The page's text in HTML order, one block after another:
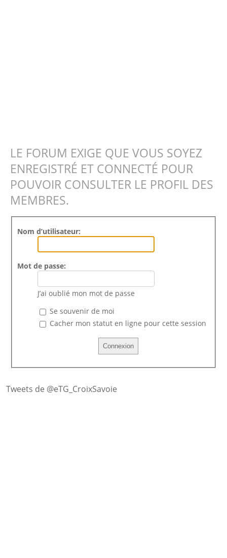
LE FORUM EXIGE QUE VOUS SOYEZ
ENREGISTRÉ ET CONNECTÉ POUR
POUVOIR CONSULTER LE PROFIL DES
MEMBRES.
Nom d’utilisateur:
Mot de passe:
J’ai oublié mon mot de passe
Se souvenir de moi
Cacher mon statut en ligne pour cette session
Tweets de @eTG_CroixSavoie